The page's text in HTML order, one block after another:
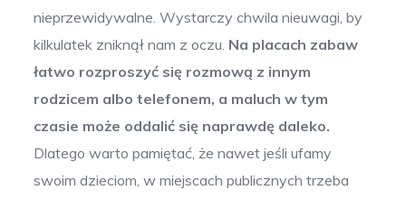
nieprzewidywalne. Wystarczy chwila nieuwagi, by
kilkulatek zniknął nam z oczu. Na placach zabaw
łatwo rozproszyć się rozmową z innym
rodzicem albo telefonem, a maluch w tym
czasie może oddalić się naprawdę daleko.
Dlatego warto pamiętać, że nawet jeśli ufamy
swoim dzieciom, w miejscach publicznych trzeba